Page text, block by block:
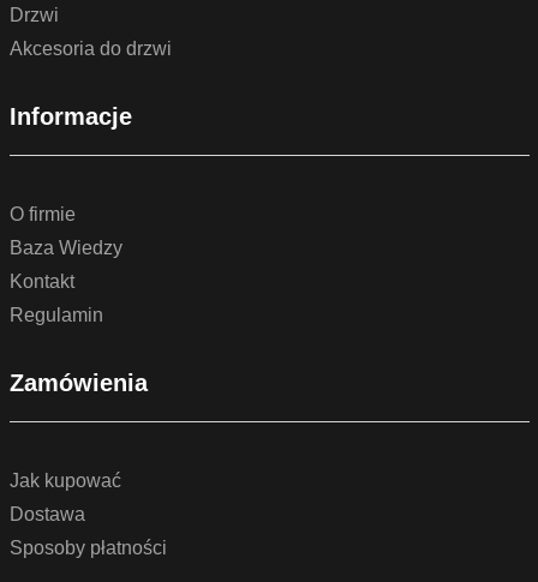
Drzwi
Akcesoria do drzwi
Informacje
O firmie
Baza Wiedzy
Kontakt
Regulamin
Zamówienia
Jak kupować
Dostawa
Sposoby płatności